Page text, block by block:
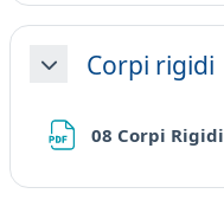
MinimizzaCorpi rigidi
08 Corpi